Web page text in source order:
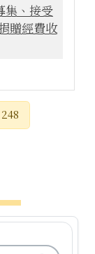
集、接受
贈經費收
248